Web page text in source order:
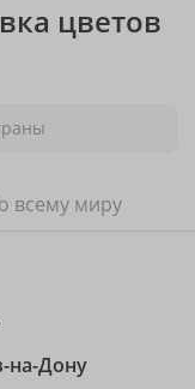
цветов
всему миру
на-Дону